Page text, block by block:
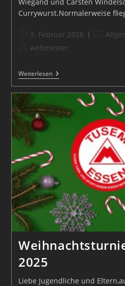
Wiegand und Carsten
Currywurst.Normalerweise
Beitrag
veröffentlicht:
3. Februar 2026
Beitrags-
Beitrags-
webmaster
WeiterlesenSkatturnier
Ergebnisse
2025
Liebe Jugendliche und